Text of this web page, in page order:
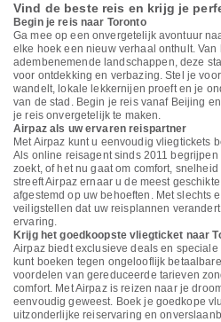
Vind de beste reis en krijg je
Begin je reis naar Toronto
Ga mee op een onvergetelijk avontuur
elke hoek een nieuw verhaal onthult.
adembenemende landschappen, deze
voor ontdekking en verbazing. Stel je
wandelt, lokale lekkernijen proeft en je
van de stad. Begin je reis vanaf Beijing
je reis onvergetelijk te maken.
Airpaz als uw ervaren reispartner
Met Airpaz kunt u eenvoudig vliegtickets
Als online reisagent sinds 2011
zoekt, of het nu gaat om comfort,
streeft Airpaz ernaar u de meest
afgestemd op uw behoeften. Met slechts
veiligstellen dat uw reisplannen
ervaring.
Krijg het goedkoopste vliegticket naar
Airpaz biedt exclusieve deals en
kunt boeken tegen ongelooflijk
voordelen van gereduceerde tarieven
comfort. Met Airpaz is reizen naar je
eenvoudig geweest. Boek je goedkope
uitzonderlijke reiservaring en